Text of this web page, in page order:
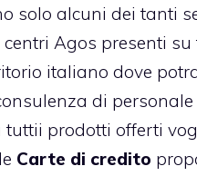
solo alcuni dei tanti
Agos presenti su
italiano dove
di
tuttii prodotti offerti
Carte di credito